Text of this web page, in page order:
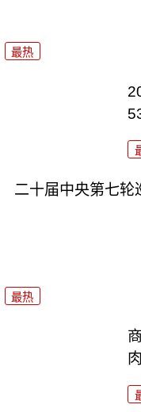
最热
二十届中央第七轮
最热